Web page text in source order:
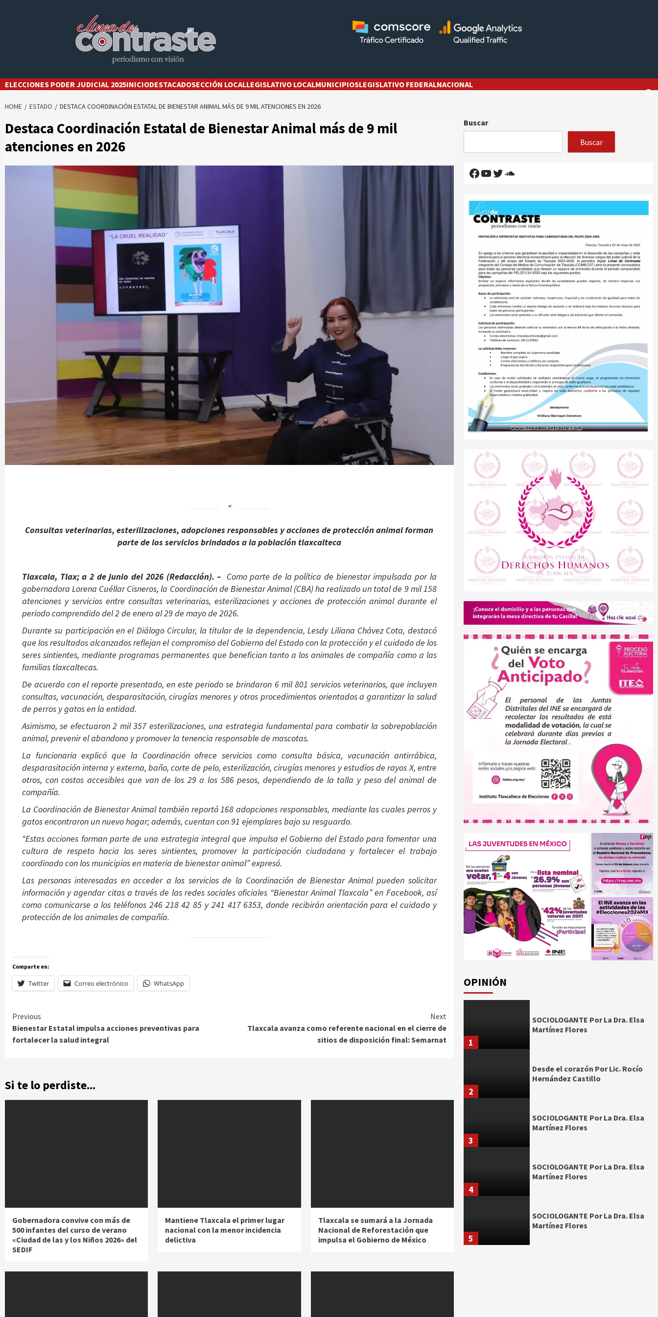
ELECCIONES PODER JUDICIAL 2025INICIODESTACADOSECCIÓN LOCALLEGISLATIVO LOCALMUNICIPIOSLEGISLATIVO FEDERALNACIONAL
HOME ESTADO DESTACA COORDINACIÓN ESTATAL DE BIENESTAR ANIMAL MÁS DE 9 MIL ATENCIONES EN 2026
Destaca Coordinación Estatal de Bienestar Animal más de 9 mil
atenciones en 2026
Consultas veterinarias, esterilizaciones, adopciones responsables y acciones de protección animal forman
parte de los servicios brindados a la población tlaxcalteca
Tlaxcala, Tlax; a 2 de junio del 2026 (Redacción). – Como parte de la política de bienestar impulsada por la
gobernadora Lorena Cuéllar Cisneros, la Coordinación de Bienestar Animal (CBA) ha realizado un total de 9 mil 158
atenciones y servicios entre consultas veterinarias, esterilizaciones y acciones de protección animal durante el
periodo comprendido del 2 de enero al 29 de mayo de 2026.
Durante su participación en el Diálogo Circular, la titular de la dependencia, Lesdy Liliana Chávez Cota, destacó
que los resultados alcanzados reflejan el compromiso del Gobierno del Estado con la protección y el cuidado de los
seres sintientes, mediante programas permanentes que benefician tanto a los animales de compañía como a las
familias tlaxcaltecas.
De acuerdo con el reporte presentado, en este periodo se brindaron 6 mil 801 servicios veterinarios, que incluyen
consultas, vacunación, desparasitación, cirugías menores y otros procedimientos orientados a garantizar la salud
de perros y gatos en la entidad.
Asimismo, se efectuaron 2 mil 357 esterilizaciones, una estrategia fundamental para combatir la sobrepoblación
animal, prevenir el abandono y promover la tenencia responsable de mascotas.
La funcionaria explicó que la Coordinación ofrece servicios como consulta básica, vacunación antirrábica,
desparasitación interna y externa, baño, corte de pelo, esterilización, cirugías menores y estudios de rayos X, entre
otros, con costos accesibles que van de los 29 a los 586 pesos, dependiendo de la talla y peso del animal de
compañía.
La Coordinación de Bienestar Animal también reportó 168 adopciones responsables, mediante las cuales perros y
gatos encontraron un nuevo hogar; además, cuentan con 91 ejemplares bajo su resguardo.
“Estas acciones forman parte de una estrategia integral que impulsa el Gobierno del Estado para fomentar una
cultura de respeto hacia los seres sintientes, promover la participación ciudadana y fortalecer el trabajo
coordinado con los municipios en materia de bienestar animal” expresó.
Las personas interesadas en acceder a los servicios de la Coordinación de Bienestar Animal pueden solicitar
información y agendar citas a través de las redes sociales oficiales “Bienestar Animal Tlaxcala” en Facebook, así
como comunicarse a los teléfonos 246 218 42 85 y 241 417 6353, donde recibirán orientación para el cuidado y
protección de los animales de compañía.
Comparte en:
Twitter Correo electrónico WhatsApp
Continue
Reading
Previous
Bienestar Estatal impulsa acciones preventivas para
fortalecer la salud integral
Next
Tlaxcala avanza como referente nacional en el cierre de
sitios de disposición final: Semarnat
Si te lo perdiste...
Gobernadora convive con más de
500 infantes del curso de verano
«Ciudad de las y los Niños 2026» del
SEDIF
Mantiene Tlaxcala el primer lugar
nacional con la menor incidencia
delictiva
Tlaxcala se sumará a la Jornada
Nacional de Reforestación que
impulsa el Gobierno de México
Buscar
Buscar
Facebook
YouTube
Twitter
SoundCloud
OPINIÓN
1
SOCIOLOGANTE Por La Dra. Elsa
Martínez Flores
2
Desde el corazón Por Lic. Rocío
Hernández Castillo
3
SOCIOLOGANTE Por La Dra. Elsa
Martínez Flores
4
SOCIOLOGANTE Por La Dra. Elsa
Martínez Flores
5
SOCIOLOGANTE Por La Dra. Elsa
Martínez Flores